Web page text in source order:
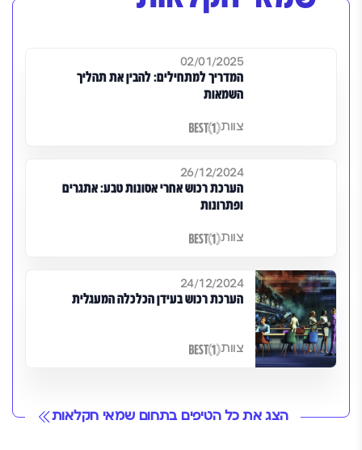
02/01/2025
המדריך למתחילים: להבין את תהליך
השמאות
צוות
26/12/2024
הערכת רכוש אחרי אסונות טבע: אתגרים
ופתרונות
צוות
24/12/2024
הערכת רכוש בעידן הכלכלה המעגלית
צוות
הצג את כל הטיפים בתחום שמאי חקלאות